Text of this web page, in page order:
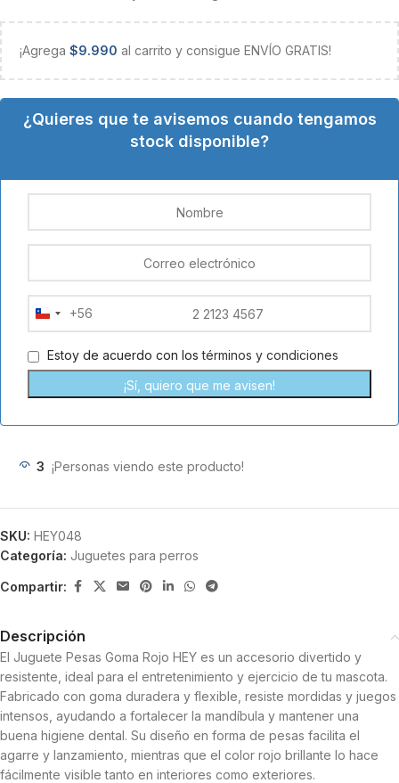
¡Agrega $9.990 al carrito y consigue ENVÍO GRATIS!
¿Quieres que te avisemos cuando tengamos
stock disponible?
Chile
+56
+56
Estoy de acuerdo con lostérminos y condiciones
3 ¡Personas viendo este producto!
SKU: HEY048
Categoría: Juguetes para perros
Compartir:
Descripción
El Juguete Pesas Goma Rojo HEY es un accesorio divertido y
resistente, ideal para el entretenimiento y ejercicio de tu mascota.
Fabricado con goma duradera y flexible, resiste mordidas y juegos
intensos, ayudando a fortalecer la mandíbula y mantener una
buena higiene dental. Su diseño en forma de pesas facilita el
agarre y lanzamiento, mientras que el color rojo brillante lo hace
fácilmente visible tanto en interiores como exteriores.